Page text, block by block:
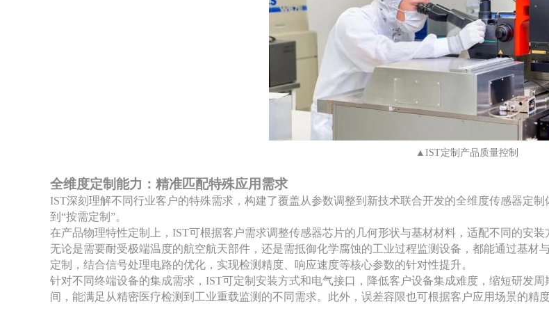
▲IST定制产品质量控制
全维度定制能力：精准匹配特殊应用需求
IST深刻理解不同行业客户的特殊需求，构建了覆盖从参数调整到新技术联合开发的全维度传感器定
到“按需定制”。
在产品物理特性定制上， IST可根据客户需求调整传感器芯片的几何形状与基材材料，适配不同的安装
无论是需要耐受极端温度的航空航天部件，还是需抵御化学腐蚀的工业过程监测设备，都能通过基
定制，结合信号处理电路的优化，实现检测精度、响应速度等核心参数的针对性提升。
针对不同终端设备的集成需求， IST可定制安装方式和电气接口，降低客户设备集成难度，缩短研发
间，能满足从精密医疗检测到工业重载监测的不同需求。此外，误差容限也可根据客户应用场景的精